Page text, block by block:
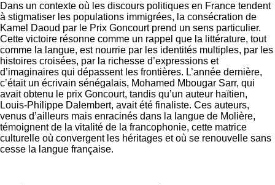
Dans un contexte où les discours politiques en France tendent
à stigmatiser les populations immigrées, la consécration de
Kamel Daoud par le Prix Goncourt prend un sens particulier.
Cette victoire résonne comme un rappel que la littérature, tout
comme la langue, est nourrie par les identités multiples, par les
histoires croisées, par la richesse d’expressions et
d’imaginaires qui dépassent les frontières. L’année dernière,
c’était un écrivain sénégalais, Mohamed Mbougar Sarr, qui
avait obtenu le prix Goncourt, tandis qu’un auteur haïtien,
Louis-Philippe Dalembert, avait été finaliste. Ces auteurs,
venus d’ailleurs mais enracinés dans la langue de Molière,
témoignent de la vitalité de la francophonie, cette matrice
culturelle où convergent les héritages et où se renouvelle sans
cesse la langue française.